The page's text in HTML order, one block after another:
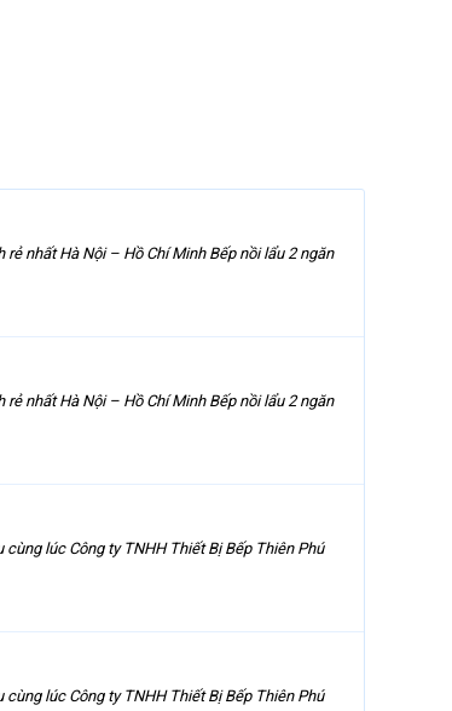
nhất Hà Nội – Hồ Chí Minh Bếp nồi lẩu 2 ngăn
nhất Hà Nội – Hồ Chí Minh Bếp nồi lẩu 2 ngăn
lúc Công ty TNHH Thiết Bị Bếp Thiên Phú
lúc Công ty TNHH Thiết Bị Bếp Thiên Phú